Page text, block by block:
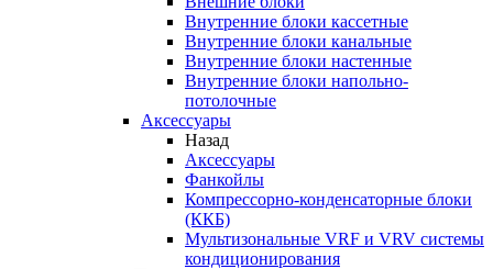
Внутренние блоки кассетные
Внутренние блоки канальные
Внутренние блоки настенные
Внутренние блоки напольно-
потолочные
Аксессуары
Назад
Аксессуары
Фанкойлы
Компрессорно-конденсаторные блоки
(ККБ)
Мультизональные VRF и VRV системы
кондиционирования